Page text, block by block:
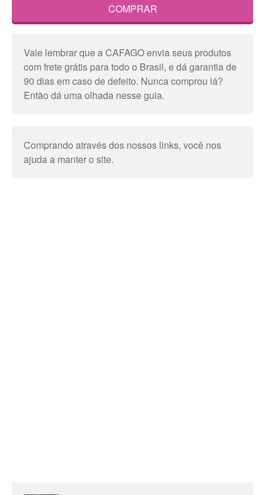
COMPRAR
Vale lembrar que a CAFAGO envia seus produtos
com frete grátis para todo o Brasil, e dá garantia de
90 dias em caso de defeito. Nunca comprou lá?
Então dá uma olhada nesse guia.
Comprando através dos nossos links, você nos
ajuda a manter o site.